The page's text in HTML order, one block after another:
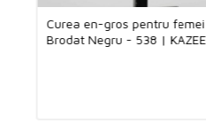
Curea en-gros pentru
Brodat Negru - 538 | KAZEE